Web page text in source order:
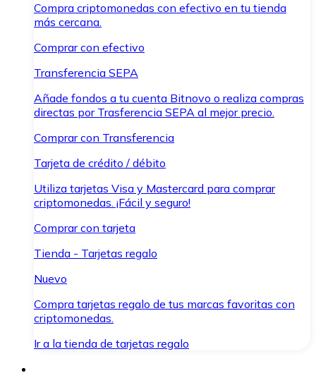
Compra criptomonedas con efectivo en tu tienda
más cercana.
Comprar con efectivo
Transferencia SEPA
Añade fondos a tu cuenta Bitnovo o realiza compras
directas por Trasferencia SEPA al mejor precio.
Comprar con Transferencia
Tarjeta de crédito / débito
Utiliza tarjetas Visa y Mastercard para comprar
criptomonedas. ¡Fácil y seguro!
Comprar con tarjeta
Tienda - Tarjetas regalo
Nuevo
Compra tarjetas regalo de tus marcas favoritas con
criptomonedas.
Ir a la tienda de tarjetas regalo